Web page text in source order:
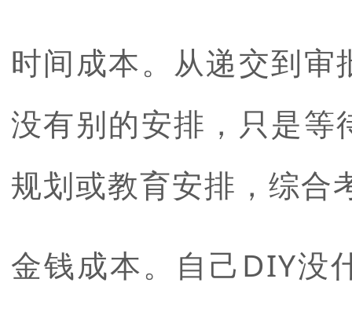
时间成本。从递交到
没有别的安排，只是等
规划或教育安排，综合
金钱成本。自己DIY没